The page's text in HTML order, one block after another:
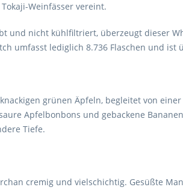
Weinfässer vereint.
und nicht kühlfiltriert, überzeugt dieser
umfasst lediglich 8.736 Flaschen und
grünen Äpfeln, begleitet von
Apfelbonbons und gebackene
Tiefe.
cremig und vielschichtig. Gesüßte